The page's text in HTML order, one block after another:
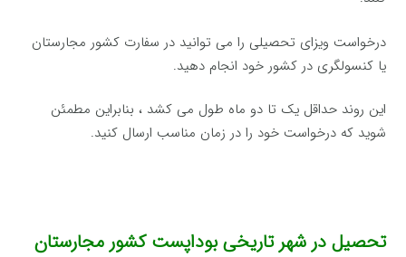
درخواست ویزای تحصیلی را می توانید در سفارت کشور مجارستان
یا کنسولگری در کشور خود انجام دهید.
این روند حداقل یک تا دو ماه طول می کشد ، بنابراین مطمئن
شوید که درخواست خود را در زمان مناسب ارسال کنید.
تحصیل در شهر تاریخی بوداپست کشور مجارستان